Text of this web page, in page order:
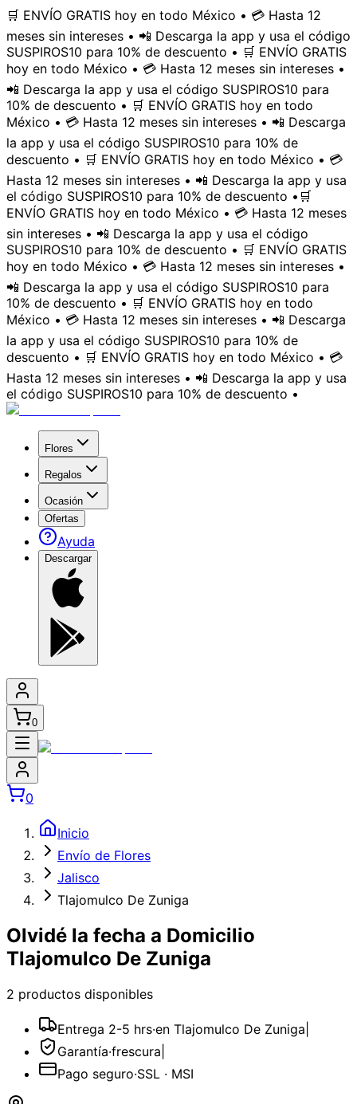
🛒 ENVÍO GRATIS hoy en todo México • 💳 Hasta 12
meses sin intereses • 📲 Descarga la app y usa el código
SUSPIROS10 para 10% de descuento • 🛒 ENVÍO GRATIS
hoy en todo México • 💳 Hasta 12 meses sin intereses •
📲 Descarga la app y usa el código SUSPIROS10 para
10% de descuento • 🛒 ENVÍO GRATIS hoy en todo
México • 💳 Hasta 12 meses sin intereses • 📲 Descarga
la app y usa el código SUSPIROS10 para 10% de
descuento • 🛒 ENVÍO GRATIS hoy en todo México • 💳
Hasta 12 meses sin intereses • 📲 Descarga la app y usa
el código SUSPIROS10 para 10% de descuento • 🛒
ENVÍO GRATIS hoy en todo México • 💳 Hasta 12 meses
sin intereses • 📲 Descarga la app y usa el código
SUSPIROS10 para 10% de descuento • 🛒 ENVÍO GRATIS
hoy en todo México • 💳 Hasta 12 meses sin intereses •
📲 Descarga la app y usa el código SUSPIROS10 para
10% de descuento • 🛒 ENVÍO GRATIS hoy en todo
México • 💳 Hasta 12 meses sin intereses • 📲 Descarga
la app y usa el código SUSPIROS10 para 10% de
descuento • 🛒 ENVÍO GRATIS hoy en todo México • 💳
Hasta 12 meses sin intereses • 📲 Descarga la app y usa
el código SUSPIROS10 para 10% de descuento •
Flores
Regalos
Ocasión
Ofertas
Ayuda
Descargar
0
0
Inicio
Envío de Flores
Jalisco
Tlajomulco De Zuniga
Olvidé la fecha a Domicilio
Tlajomulco De Zuniga
2 productos disponibles
Entrega 2-5 hrs·en Tlajomulco De Zuniga
Garantía·frescura
Pago seguro·SSL · MSI